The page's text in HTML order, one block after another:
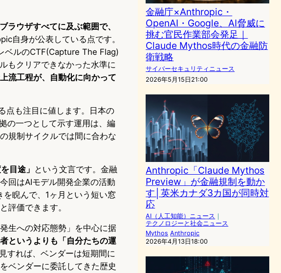
ラウザすべてに及ぶ範囲で、
自身が公表している点です。
ベルのCTF(Capture The Flag)
もクリアできなかった水準に
流工程が、自動化に向かって
点も注目に値します。日本の
の一つとして示す運用は、編
規制サイクルでは間に合わな
目途」 という文言です。金融
回はAIモデル開発企業の活動
睨んで、1ヶ月という短い窓
評価できます。
生への対応態勢」を中心に据
というよりも「自分たちの運
すれば、ベンダーは短期間に
ベンダーに委託してきた歴史
金融庁×Anthropic・
OpenAI・Google、AI脅威に
挑む官民作業部会発足｜
Claude Mythos時代の金融防
衛戦略
サイバーセキュリティニュース
2026年5月15日21:00
Anthropic「Claude Mythos
Preview」が金融規制を動か
す│英米カナダ3カ国が同時対
応
AI（人工知能）ニュース ｜
テクノロジーと社会ニュース
Mythos Anthropic
2026年4月13日18:00